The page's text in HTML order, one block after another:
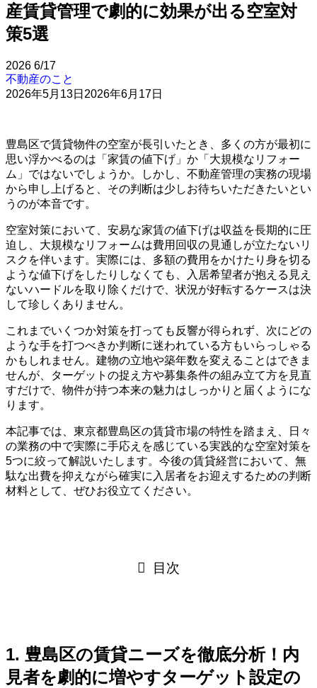
産賃貸管理で劇的に効果が出る空室対
策5選
2026 6/17
不動産のこと
2026年5月13日 2026年6月17日
豊島区で賃貸物件の空室が長引いたとき、多くの方が最初に
思い浮かべるのは「家賃の値下げ」か「大規模なリフォー
ム」ではないでしょうか。しかし、不動産管理の実務の現場
から申し上げると、その判断は少しお待ちいただきたいとい
うのが本音です。
空室対策において、安易な家賃の値下げは収益を長期的に圧
迫し、大規模なリフォームは費用回収の見通しが立たないリ
スクを伴います。実際には、多額の費用をかけたり身を切る
ような値下げをしたりしなくても、入居希望者が抱える見え
ないハードルを取り除くだけで、状況が好転するケースは決
して珍しくありません。
これまでいくつか対策を打っても反響が得られず、次にどの
ような手を打つべきか判断に迷われている方もいらっしゃる
かもしれません。建物の立地や築年数を変えることはできま
せんが、ターゲットの捉え方や募集条件の組み立て方を見直
すだけで、物件が持つ本来の魅力はしっかりと届くようにな
ります。
本記事では、東京都豊島区の賃貸市場の特性を踏まえ、日々
の業務の中で実際に手応えを感じている実践的な空室対策を
5つに絞って解説いたします。今後の賃貸経営において、無
駄な出費を抑えながら確実に入居者をお迎えするための判断
材料として、ぜひお役立てください。
目次
1. 豊島区の賃貸ニーズを徹底分析！内
見者を劇的に増やすターゲット設定の